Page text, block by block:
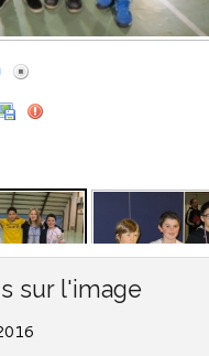
sur l'image